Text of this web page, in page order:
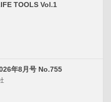
TOOLS Vol.1
年8月号 No.755